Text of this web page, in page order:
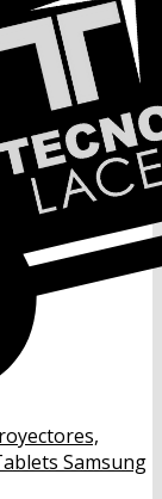
Samsung